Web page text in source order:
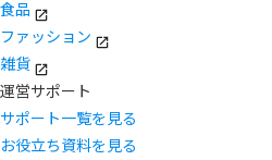
食品
ファッション
雑貨
運営サポート
サポート一覧を見る
お役立ち資料を見る